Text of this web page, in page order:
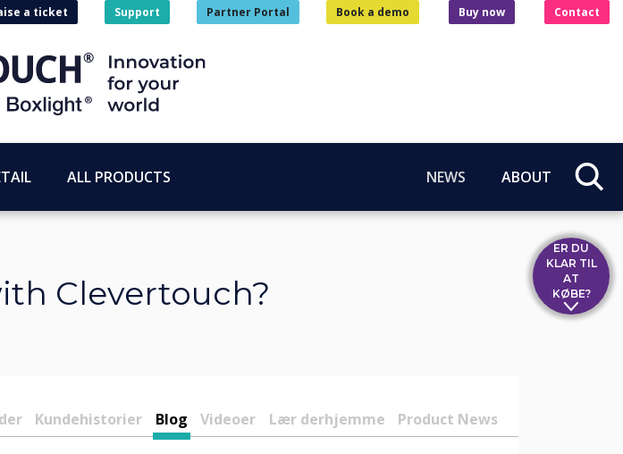
a ticket Support Partner Portal Book a demo Buy now Contact
ALL PRODUCTS NEWS ABOUT
Clevertouch?
Kundehistorier Blog Videoer Lær derhjemme Product News
ER DU
KLAR TIL
AT
KØBE?